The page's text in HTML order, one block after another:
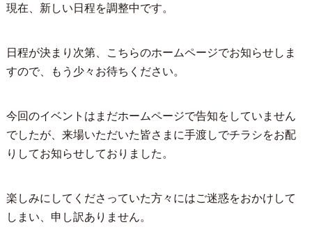
現在、新しい日程を調整中です。
日程が決まり次第、こちらのホームページでお知らせしま
すので、もう少々お待ちください。
今回のイベントはまだホームページで告知をしていません
でしたが、来場いただいた皆さまに手渡しでチラシをお配
りしてお知らせしておりました。
楽しみにしてくださっていた方々にはご迷惑をおかけして
しまい、申し訳ありません。